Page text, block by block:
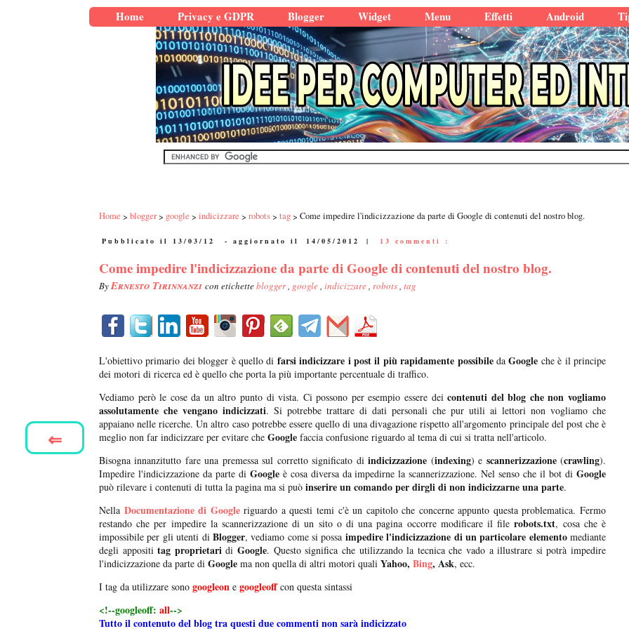
Home Privacy e GDPR Blogger Widget Menu Effetti Android
Home blogger google indicizzare robots tag Come impedire l'indicizzazione da parte di Google di contenuti del nostro blog.
Pubblicato il 13/03/12 - aggiornato il 14/05/2012 | 13 commenti :
Come impedire l'indicizzazione da parte di Google di contenuti del nostro blog.
ByErnesto Tirinnanzi con etichetteblogger, google, indicizzare, robots, tag
L'obiettivo primario dei blogger è quello di farsi indicizzare i post il più rapidamente possibiledaGoogle che è il principe
dei motori di ricerca ed è quello che porta la più importante percentuale di traffico.
Vediamo però le cose da un altro punto di vista. Ci possono per esempio essere deicontenuti del blog che non vogliamo
assolutamente che vengano indicizzati. Si potrebbe trattare di dati personali che pur utili ai lettori non vogliamo che
appaiano nelle ricerche. Un altro caso potrebbe essere quello di una divagazione rispetto all'argomento principale del post che è
meglio non far indicizzare per evitare che Google faccia confusione riguardo al tema di cui si tratta nell'articolo.
Bisogna innanzitutto fare una premessa sul corretto significato diindicizzazione (indexing) e scannerizzazione(crawling).
Impedire l'indicizzazione da parte di Googleè cosa diversa da impedirne la scannerizzazione. Nel senso che il bot diGoogle
può rilevare i contenuti di tutta la pagina ma si può inserire un comando per dirgli di non indicizzarne una parte.
Nella Documentazione di Googleriguardo a questi temi c'è un capitolo che concerne appunto questa problematica. Fermo
restando che per impedire la scannerizzazione di un sito o di una pagina occorre modificare il filerobots.txt, cosa che è
impossibile per gli utenti di Blogger, vediamo come si possa impedire l'indicizzazione di un particolare elementomediante
degli apposititag proprietaridiGoogle. Questo significa che utilizzando la tecnica che vado a illustrare si potrà impedire
l'indicizzazione da parte di Google ma non quella di altri motori quali Yahoo, Bing, Ask, ecc.
I tag da utilizzare sono googleon e googleoff con questa sintassi
<!--googleoff: all-->
Tutto il contenuto del blog tra questi due commenti non sarà indicizzato
⇐